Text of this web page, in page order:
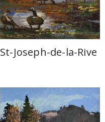
St-Joseph-de-la-Rive